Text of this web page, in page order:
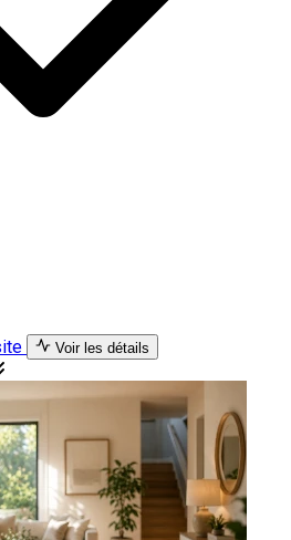
Voir les détails